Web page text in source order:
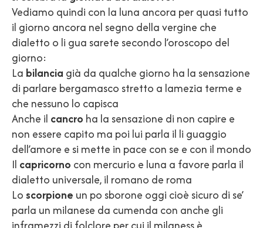
Vediamo quindi con la luna ancora per quasi tutto
il giorno ancora nel segno della vergine che
dialetto o li gua sarete secondo l’oroscopo del
giorno:
La bilancia già da qualche giorno ha la sensazione
di parlare bergamasco stretto a lamezia terme e
che nessuno lo capisca
Anche il cancro ha la sensazione di non capire e
non essere capito ma poi lui parla il li guaggio
dell’amore e si mette in pace con se e con il mondo
Il capricorno con mercurio e luna a favore parla il
dialetto universale, il romano de roma
Lo scorpione un po sborone oggi cioè sicuro di se’
parla un milanese da cumenda con anche gli